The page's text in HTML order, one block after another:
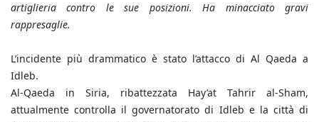
artiglieria contro le sue posizioni. Ha minacciato gravi
rappresaglie.
L’incidente più drammatico è stato l’attacco di Al Qaeda a
Idleb.
Al-Qaeda in Siria, ribattezzata Hay’at Tahrir al-Sham,
attualmente controlla il governatorato di Idleb e la città di